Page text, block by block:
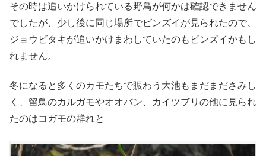
その時は追いかけられている野鳥が何かは確認できません
でしたが、少し後に同じ場所でビンズイが見られたので、
ジョウビタキが追いかけまわしていたのもビンズイかもし
れません。
冬になると多くのカモたちで賑わう大池もまだまださみし
く、留鳥のカルガモやオオバン、カイツブリの他に見られ
たのはコガモの群れと